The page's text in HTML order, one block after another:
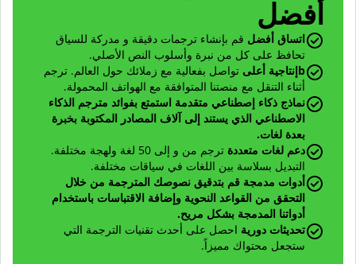
أفضل
اتساق أفضل قم بإنشاء ترجمات دقيقة و مدركة للسياق
تحافظ على كل من نبرة وأسلوب النص الأصلي.
bإنتاجية أعلى تواصل بفعالية مع زملائك حول العالم. ترجم
أثناء التنقل مع منصتنا المتوافقة مع الهواتف المحمولة.
نماذج ذكاء إصطناعي متقدمة استمتع بفوائد مترجم الذكاء
الاصطناعي الذي يستند إلى آلاف المصادر المكتوبة بخبرة
بعدة لغات.
دعم لغات متعددة
ترجم من و إلى 50 لغة ولهجة مختلفة.
التبديل بسلاسة بين اللغات في سياقات مختلفة.
أدوات مدمجة قم بتدقيق نصوصك المترجمة من خلال
التحقق من القواعد النحوية وإضافة الاقتباسات باستخدام
أدواتنا المدمجة بشكل مريح.
تحديثات دورية احصل على أحدث تقنيات الترجمة التي
ستجعل محتواك مميزاً.